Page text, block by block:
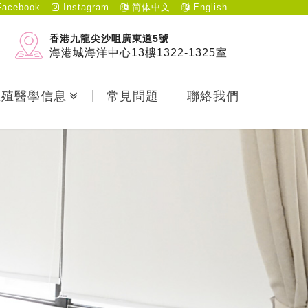
Instagram 简体中文 English
香港九龍尖沙咀廣東道5號
海港城海洋中心13樓1322-1325室
醫學信息 常見問題 聯絡我們